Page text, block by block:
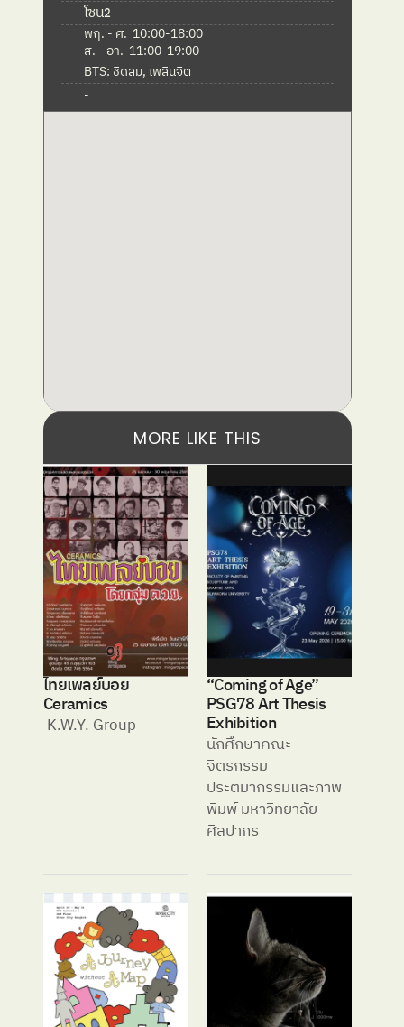
โซน2
พฤ. - ศ.  10:00-18:00
ส. - อา.  11:00-19:00
BTS: ชิดลม, เพลินจิต
-
MORE LIKE THIS
ไทยเพลย์บอย
Ceramics
K.W.Y. Group
“Coming of Age”
PSG78 Art Thesis
Exhibition
นักศึกษาคณะ
จิตรกรรม
ประติมากรรมและภาพ
พิมพ์ มหาวิทยาลัย
ศิลปากร